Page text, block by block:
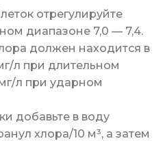
отрегулируйте
диапазоне 7,0 — 7,4.
должен находится в
л при длительном
л при ударном
добавьте в воду
хлора/10 м³, а затем